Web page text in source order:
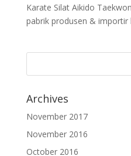
Karate Silat Aikido
pabrik produsen & importir
Archives
November 2017
November 2016
October 2016